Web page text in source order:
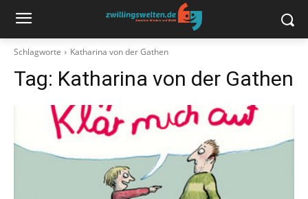
Schlagworte Katharina von der Gathen
Tag: Katharina von der Gathen